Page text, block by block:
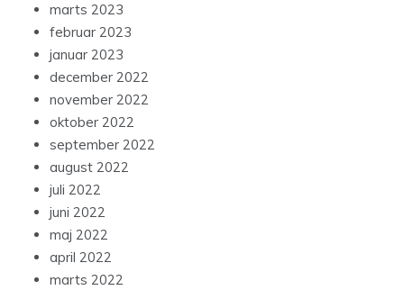
marts 2023
februar 2023
januar 2023
december 2022
november 2022
oktober 2022
september 2022
august 2022
juli 2022
juni 2022
maj 2022
april 2022
marts 2022